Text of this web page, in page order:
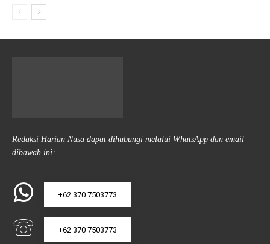
Redaksi Harian Nusa dapat dihubungi melalui WhatsApp dan email
dibawah ini:
+62 370 7503773
+62 370 7503773